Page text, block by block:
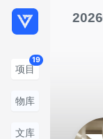
项目
19
物库
文库
2026